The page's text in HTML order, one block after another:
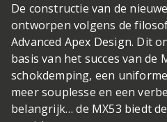
De constructie van de
ontworpen volgens de
Advanced Apex Design. Dit
basis van het succes van de
schokdemping, een
meer souplesse en een
belangrijk… de MX53 biedt